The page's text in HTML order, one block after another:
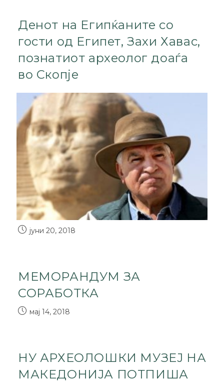
Денот на Египќаните со
гости од Египет, Захи Хавас,
познатиот археолог доаѓа
во Скопје
јуни 20, 2018
МЕМОРАНДУМ ЗА
СОРАБОТКА
мај 14, 2018
НУ АРХЕОЛОШКИ МУЗЕЈ НА
МАКЕДОНИЈА ПОТПИША